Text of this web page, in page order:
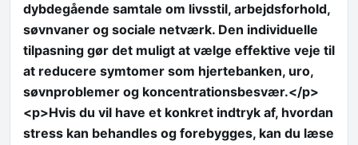
dybdegående samtale om livsstil, arbejdsforhold,
søvnvaner og sociale netværk. Den individuelle
tilpasning gør det muligt at vælge effektive veje til
at reducere symtomer som hjertebanken, uro,
søvnproblemer og koncentrationsbesvær.</p>
<p>Hvis du vil have et konkret indtryk af, hvordan
stress kan behandles og forebygges, kan du læse